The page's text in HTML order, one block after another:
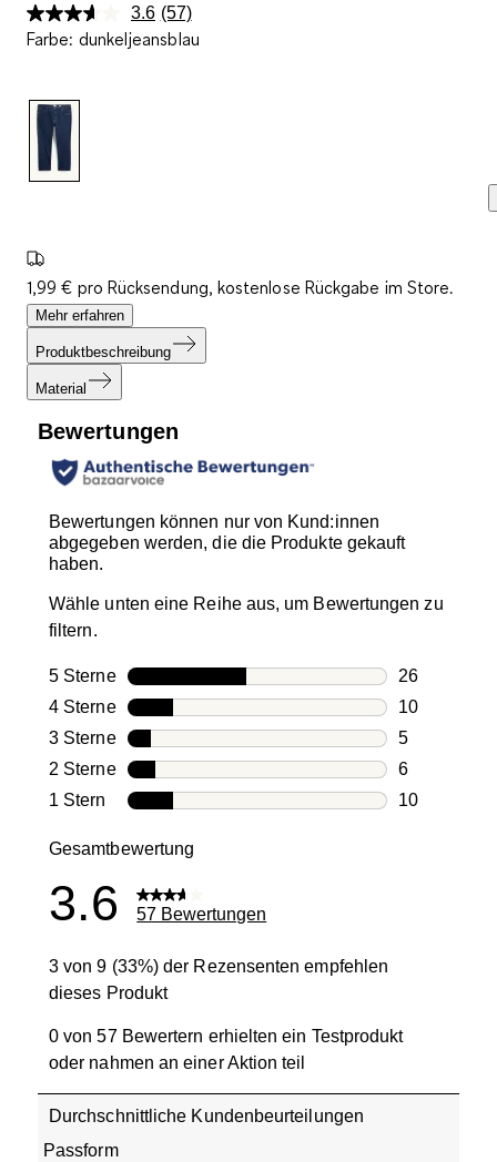
3.6 57
Bewertungen
(57)
Farbe: dunkeljeansblau
1,99 € pro Rücksendung, kostenlose Rückgabe im Store.
Mehr erfahren
Produktbeschreibung
Material
Bewertungen
Bewertungen können nur von Kund:innen
abgegeben werden, die die Produkte gekauft
haben.
Wähle unten eine Reihe aus, um Bewertungen zu
filtern.
5 SterneSterne
26
26
4 SterneSterne
10
10
3 SterneSterne
5
5
2 SterneSterne
6
6
1 Stern Sterne
10
Gesamtbewertung
3.6 57 Bewertungen
3 von 9 (33%) der Rezensenten empfehlen
dieses Produkt
0 von 57 Bewertern erhielten ein Testprodukt
oder nahmen an einer Aktion teil
Durchschnittliche Kundenbeurteilungen
Passform